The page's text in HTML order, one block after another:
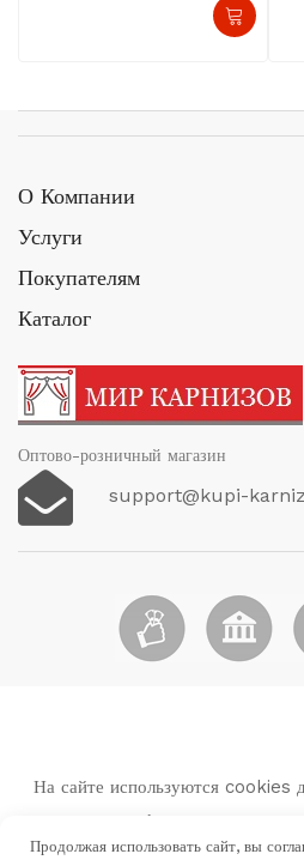
О Компании
Услуги
Покупателям
Каталог
Оптово-розничный магазин
support@kupi-
Продолжая использовать сайт, вы
На сайте используются cookies
информации о
Используя данный веб-сайт вы